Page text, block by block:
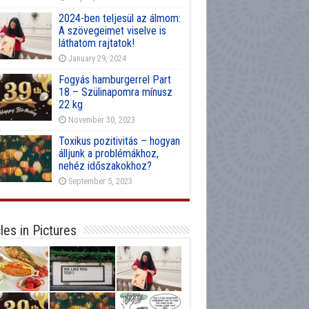
2024-ben teljesül az álmom:
A szövegeimet viselve is
láthatom rajtatok!
January 29, 2024
Fogyás hamburgerrel Part
18 – Szülinapomra mínusz
22 kg
November 30, 2023
Toxikus pozitivitás – hogyan
álljunk a problémákhoz,
nehéz időszakokhoz?
September 5, 2023
in Pictures